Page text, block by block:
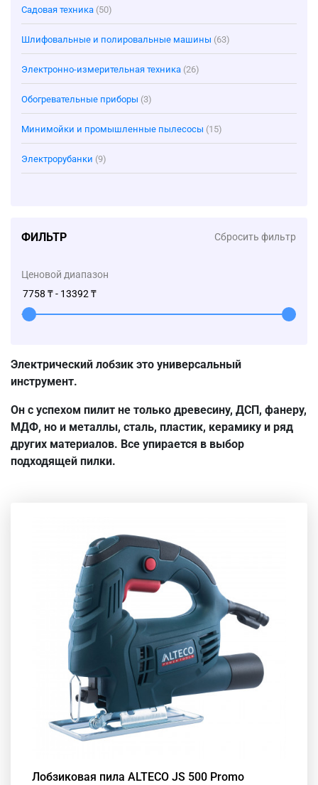
Садовая техника (50)
Шлифовальные и полировальные машины (63)
Электронно-измерительная техника (26)
Обогревательные приборы (3)
Минимойки и промышленные пылесосы (15)
Электрорубанки (9)
ФИЛЬТР Сбросить фильтр
Ценовой диапазон
Электрический лобзик это универсальный
инструмент.
Он с успехом пилит не только древесину, ДСП, фанеру,
МДФ, но и металлы, сталь, пластик, керамику и ряд
других материалов. Все упирается в выбор
подходящей пилки.
Лобзиковая пила ALTECO JS 500 Promo​